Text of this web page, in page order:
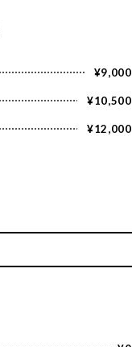
¥9,000
¥10,500
¥12,000